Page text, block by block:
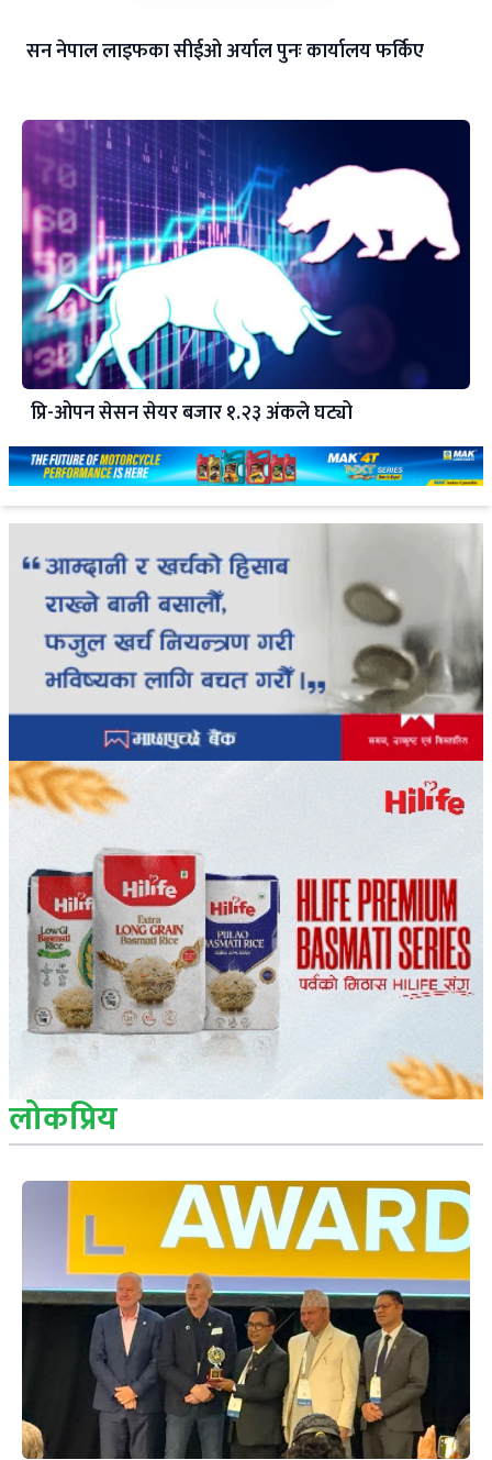
सन नेपाल लाइफका सीईओ अर्याल पुनः कार्यालय फर्किए
प्रि-ओपन सेसन सेयर बजार १.२३ अंकले घट्यो
लोकप्रिय